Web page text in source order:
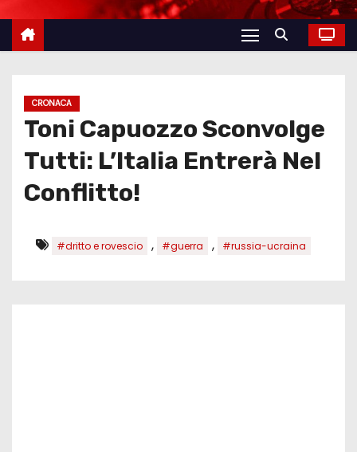
CRONACA
Toni Capuozzo Sconvolge
Tutti: L’Italia Entrerà Nel
Conflitto!
#dritto e rovescio , #guerra , #russia-ucraina